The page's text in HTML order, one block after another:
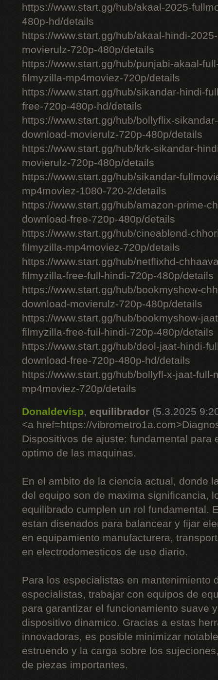
https://www.start.gg/hub/akaal-2025-
480p-hd/details
https://www.start.gg/hub/akaal-hindi-
movierulz-720p-480p/details
https://www.start.gg/hub/punjabi-akaal-
filmyzilla-mp4moviez-720p/details
https://www.start.gg/hub/sikandar-hindi-
free-720p-480p-hd/details
https://www.start.gg/hub/bollyflix-
download-movierulz-720p-480p/details
https://www.start.gg/hub/krk-sikandar-
movierulz-720p-480p/details
https://www.start.gg/hub/sikandar-
mp4moviez-1080-720-2/details
https://www.start.gg/hub/amazon-prime-
download-free-720p-480p/details
https://www.start.gg/hub/cineablend-
filmyzilla-mp4moviez-720p/details
https://www.start.gg/hub/netflixhd-
filmyzilla-free-full-hindi-720p-480p/details
https://www.start.gg/hub/bookmyshow-
download-movierulz-720p-480p/details
https://www.start.gg/hub/bookmyshow-
filmyzilla-free-full-hindi-720p-480p/details
https://www.start.gg/hub/deol-jaat-hindi-
download-free-720p-480p-hd/details
https://www.start.gg/hub/bollyfl-x-jaat-
mp4moviez-720p/details
Donaldevisp, equilibrador (5.3.2025
<a href=https://
Dispositivos de ajuste: fundamental para
optimo de las maquinas.
En el ambito de la ciencia actual, donde
del equipo son de maxima significancia,
equilibrado cumplen un rol fundamental.
estan disenados para balancear y fijar
en equipamiento manufacturera,
en electrodomesticos de uso diario.
Para los especialistas en mantenimiento
especialistas, trabajar con equipos de
para garantizar el funcionamiento suave
dispositivo dinamico. Gracias a estas
innovadoras, es posible minimizar
estruendo y la carga sobre los
de piezas importantes.